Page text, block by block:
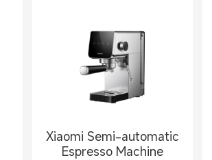
Xiaomi Semi-automatic
Espresso Machine